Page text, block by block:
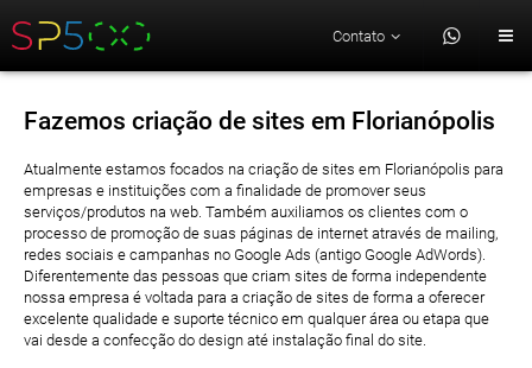
Contato
Fazemos criação de sites em Florianópolis
Atualmente estamos focados na criação de sites em Florianópolis para
empresas e instituições com a finalidade de promover seus
serviços/produtos na web. Também auxiliamos os clientes com o
processo de promoção de suas páginas de internet através de mailing,
redes sociais e campanhas no Google Ads (antigo Google AdWords).
Diferentemente das pessoas que criam sites de forma independente
nossa empresa é voltada para a criação de sites de forma a oferecer
excelente qualidade e suporte técnico em qualquer área ou etapa que
vai desde a confecção do design até instalação final do site.